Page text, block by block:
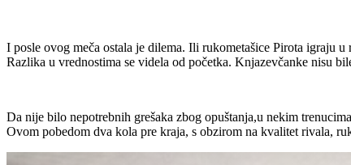
I posle ovog meča ostala je dilema. Ili rukometašice Pirota igraju
Razlika u vrednostima se videla od početka. Knjazevčanke nisu
Da nije bilo nepotrebnih grešaka zbog opuštanja,u nekim
Ovom pobedom dva kola pre kraja, s obzirom na kvalitet rivala,